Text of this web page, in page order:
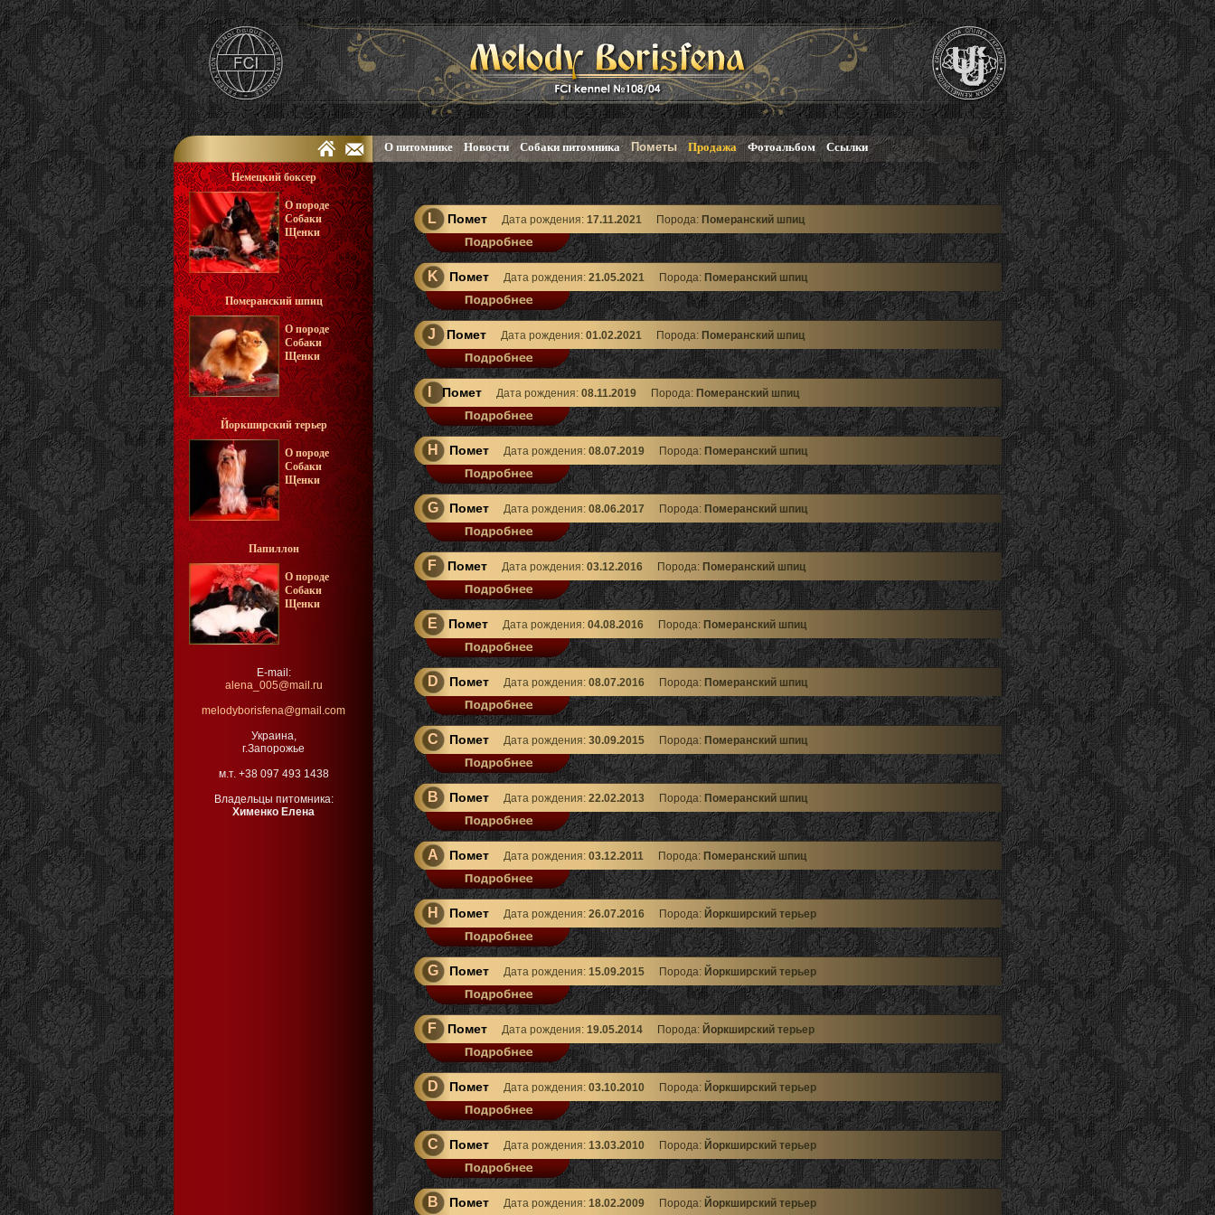
Немецкий боксер
О породе
Собаки
Щенки
Померанский шпиц
О породе
Собаки
Щенки
Йоркширский терьер
О породе
Собаки
Щенки
Папиллон
О породе
Собаки
Щенки
E-mail:
alena_005@mail.ru
melodyborisfena@gmail.com
Украина,
г.Запорожье
м.т. +38 097 493 1438
Владельцы питомника:
Хименко Елена
О питомнике Новости Собаки питомника Пометы Продажа Фотоальбом Ссылки
LПомет Дата рождения: 17.11.2021 Порода: Померанский шпиц
K Помет Дата рождения: 21.05.2021 Порода: Померанский шпиц
J Помет Дата рождения: 01.02.2021 Порода: Померанский шпиц
Помет Дата рождения: 08.11.2019 Порода: Померанский шпиц
H Помет Дата рождения: 08.07.2019 Порода: Померанский шпиц
GПомет Дата рождения: 08.06.2017 Порода: Померанский шпиц
F Помет Дата рождения: 03.12.2016 Порода: Померанский шпиц
E Помет Дата рождения: 04.08.2016 Порода: Померанский шпиц
D Помет Дата рождения: 08.07.2016 Порода: Померанский шпиц
C Помет Дата рождения: 30.09.2015 Порода: Померанский шпиц
B Помет Дата рождения: 22.02.2013 Порода: Померанский шпиц
A Помет Дата рождения: 03.12.2011 Порода: Померанский шпиц
H Помет Дата рождения: 26.07.2016 Порода: Йоркширский терьер
GПомет Дата рождения: 15.09.2015 Порода: Йоркширский терьер
F Помет Дата рождения: 19.05.2014 Порода: Йоркширский терьер
D Помет Дата рождения: 03.10.2010 Порода: Йоркширский терьер
C Помет Дата рождения: 13.03.2010 Порода: Йоркширский терьер
B Помет Дата рождения: 18.02.2009 Порода: Йоркширский терьер